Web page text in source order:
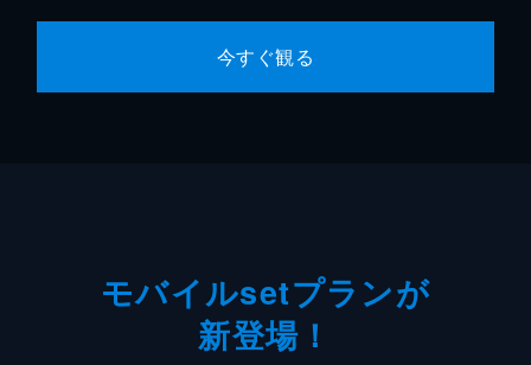
今すぐ観る
モバイルsetプランが
新登場！